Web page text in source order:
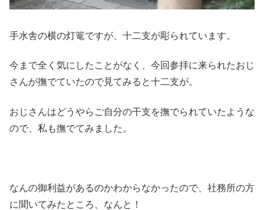
手水舎の横の灯篭ですが、十二支が彫られています。
今まで全く気にしたことがなく、今回参拝に来られたおじ
さんが撫でていたので見てみると十二支が。
おじさんはどうやらご自分の干支を撫でられていたような
ので、私も撫でてみました。
なんの御利益があるのかわからなかったので、社務所の方
に聞いてみたところ、なんと！